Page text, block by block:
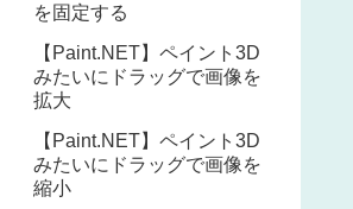
を固定する
【Paint.NET】ペイント3D
みたいにドラッグで画像を
拡大
【Paint.NET】ペイント3D
みたいにドラッグで画像を
縮小